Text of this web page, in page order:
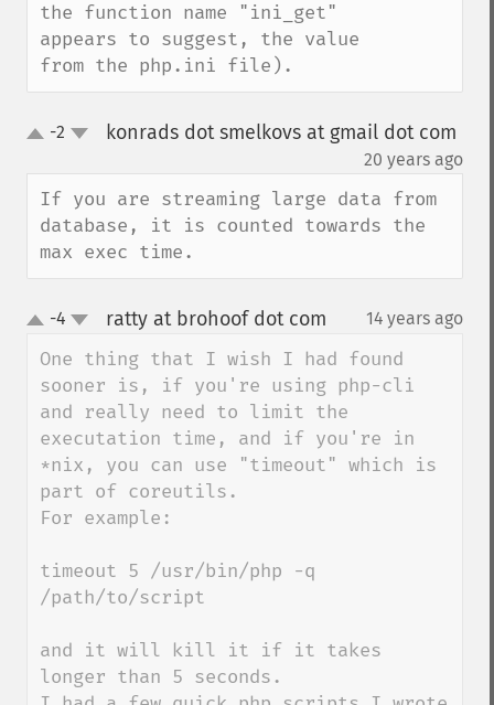
the function name "ini_get"
appears to suggest, the value
from the php.ini file).
up-2 konrads dot smelkovs at gmail dot com
20 years ago
If you are streaming large data from
database, it is counted towards the
max exec time.
up-4 ratty at brohoof dot com 14 years ago
One thing that I wish I had found
sooner is, if you're using php-cli
and really need to limit the
executation time, and if you're in
*nix, you can use "timeout" which is
part of coreutils.
For example:
timeout 5 /usr/bin/php -q
/path/to/script
and it will kill it if it takes
longer than 5 seconds.